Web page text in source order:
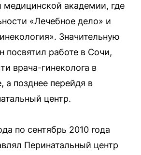
медицинской академии, где
«Лечебное дело» и
Значительную
посвятил работе в Сочи,
врача-гинеколога в
позднее перейдя в
центр.
по сентябрь 2010 года
Перинатальный центр